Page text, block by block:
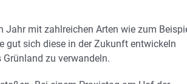
Jahr mit zahlreichen Arten wie zum
gut sich diese in der Zukunft entwickeln
zu verwandeln.